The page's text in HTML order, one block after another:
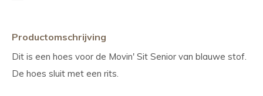
Productomschrijving
Dit is een hoes voor de Movin' Sit Senior van blauwe stof.
De hoes sluit met een rits.